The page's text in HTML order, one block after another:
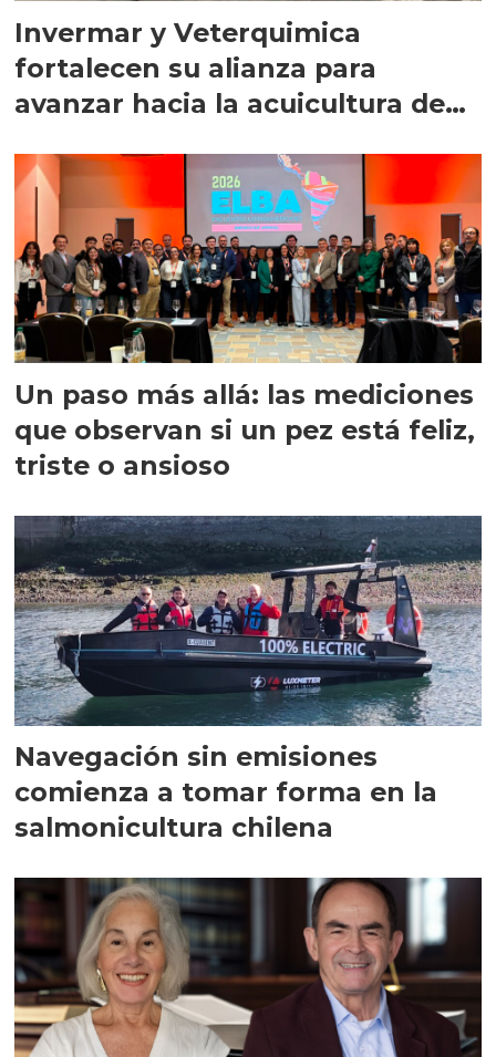
Invermar y Veterquimica
fortalecen su alianza para
avanzar hacia la acuicultura de
Un paso más allá: las mediciones
que observan si un pez está feliz,
triste o ansioso
Navegación sin emisiones
comienza a tomar forma en la
salmonicultura chilena